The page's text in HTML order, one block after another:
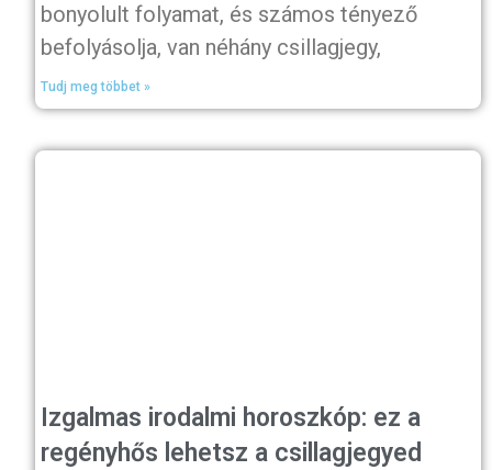
bonyolult folyamat, és számos tényező
befolyásolja, van néhány csillagjegy,
Tudj meg többet »
Izgalmas irodalmi horoszkóp: ez a
regényhős lehetsz a csillagjegyed